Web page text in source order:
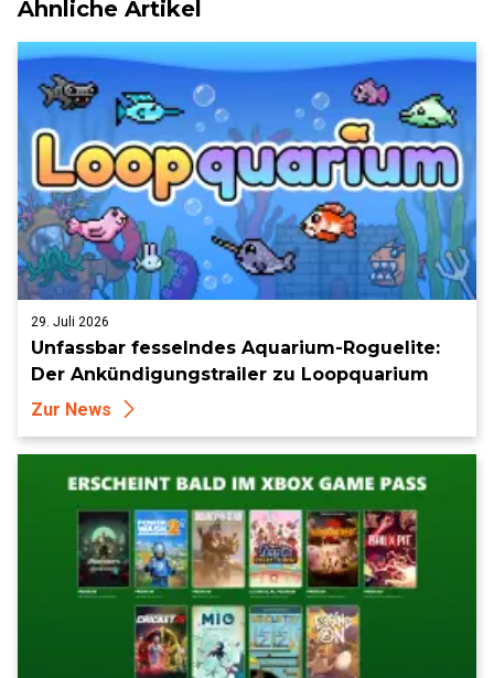
Ähnliche Artikel
29. Juli 2026
Unfassbar fesselndes Aquarium-Roguelite:
Der Ankündigungstrailer zu Loopquarium
Zur News